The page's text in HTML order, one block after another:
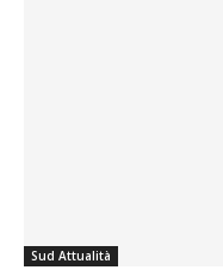
Sud Attualità